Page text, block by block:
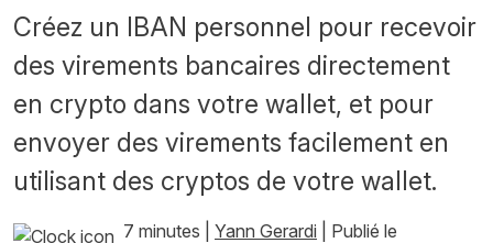
Créez un IBAN personnel pour recevoir
des virements bancaires directement
en crypto dans votre wallet, et pour
envoyer des virements facilement en
utilisant des cryptos de votre wallet.
7 minutes Yann Gerardi
Publié le